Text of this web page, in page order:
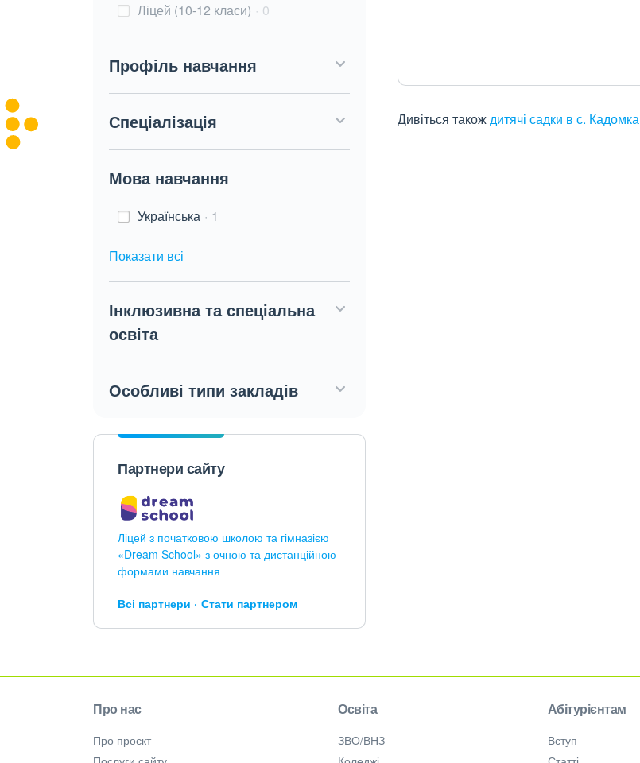
Ліцей (10-12 класи)
0
Профіль навчання
Спеціалізація
Мова навчання
Українська 1
Показати всі
Інклюзивна та спеціальна
освіта
Особливі типи закладів
Партнери сайту
Ліцей з початковою школою та гімназією
«Dream School» з очною та дистанційною
формами навчання
Всі партнери Стати партнером
Дивіться такождитячі садки в с. Кадомка
Про нас
Про проєкт
Освіта
ЗВО/ВНЗ
Абітурієнтам
Вступ